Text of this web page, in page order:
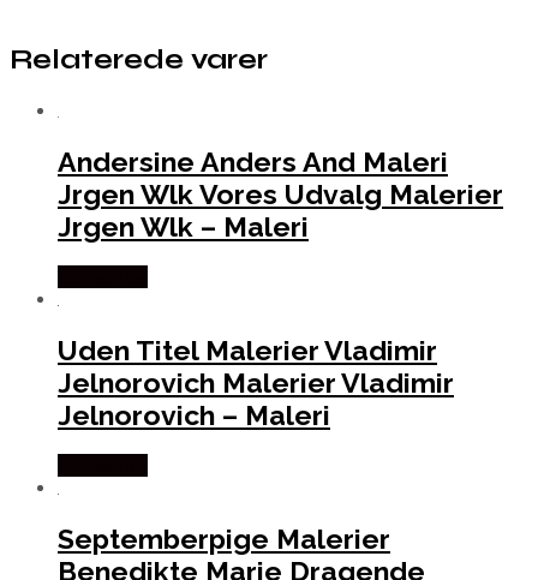
Relaterede varer
Andersine Anders And Maleri
Jrgen Wlk Vores Udvalg Malerier
Jrgen Wlk – Maleri
Uden Titel Malerier Vladimir
Jelnorovich Malerier Vladimir
Jelnorovich – Maleri
Septemberpige Malerier
Benedikte Marie Dragende